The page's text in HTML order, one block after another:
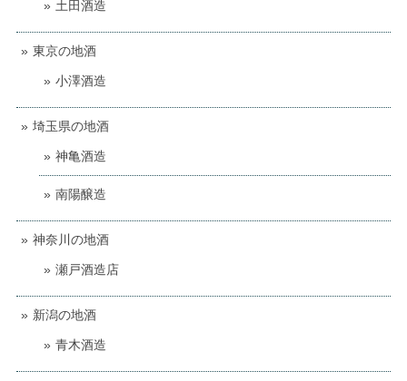
土田酒造
東京の地酒
小澤酒造
埼玉県の地酒
神亀酒造
南陽醸造
神奈川の地酒
瀬戸酒造店
新潟の地酒
青木酒造